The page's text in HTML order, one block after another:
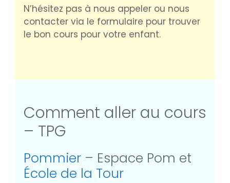
N’hésitez pas à nous appeler ou nous
contacter via le formulaire pour trouver
le bon cours pour votre enfant.
Comment aller au cours
– TPG
Pommier – Espace Pom et
École de la Tour